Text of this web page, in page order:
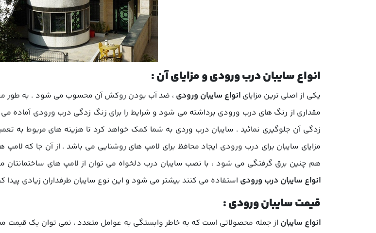
انواع سایبان درب ورودی و مزایای آن :
یکی از اصلی ترین مزایایانواع سایبان ورودی ، ضد آب بودن روکش آن محسوب می شود . به طور
مقداری از رنگ های درب ورودی برداشته می شود و شرایط را برای زنگ زدگی درب ورودی آماده می
زدگی آن جلوگیری نمائید . سایبان درب وردی به شما کمک خواهد کرد تا هزینه های مربوط به
مزایای سایبان برای درب ورودی ایجاد محافظ برای لامپ های روشنایی می باشد . از آن جا که
هم چنین برق گرفتگی می شود ، با نصب سایبان درب دلخواه می توان از لامپ های ساختمانتان
انواع سایبان درب ورودی استفاده می کنند بیشتر می شود و این نوع سایبان طرفداران زیادی پیدا
قیمت سایبان ورودی :
انواع سایبان از جمله محصولاتی است که به خاطر وابستگی به عوامل متعدد ، نمی توان یک قیمت